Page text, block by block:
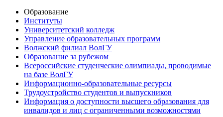
Образование
Институты
Университетский колледж
Управление образовательных программ
Волжский филиал ВолГУ
Образование за рубежом
Всероссийские студенческие олимпиады, проводимые
на базе ВолГУ
Информационно-образовательные ресурсы
Трудоустройство студентов и выпускников
Информация о доступности высшего образования для
инвалидов и лиц с ограниченными возможностями